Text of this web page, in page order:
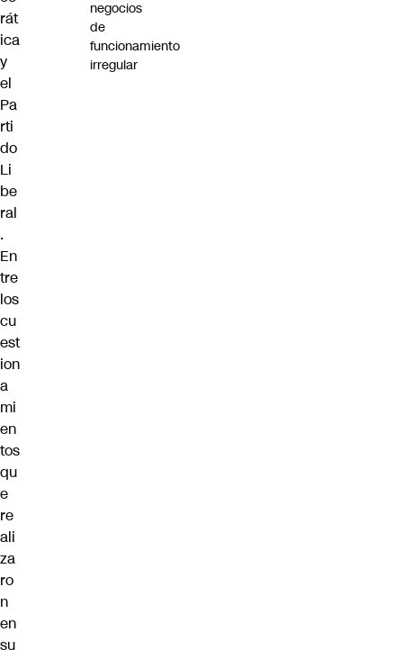
rát
ica
y
el
Pa
rti
do
Li
be
ral
.
En
tre
los
cu
est
ion
a
mi
en
tos
qu
e
re
ali
za
ro
n
en
su
negocios
de
funcionamiento
irregular